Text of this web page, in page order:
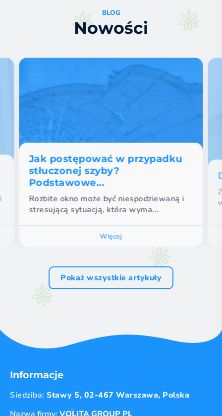
BLOG
Nowości
Jak postępować w przypadku
stłuczonej szyby?
Podstawowe...
Rozbite okno może być niespodziewaną i
stresującą sytuacją, która wyma...
Więcej
Pokaż wszystkie artykuły
Informacje
Siedziba: Stawy 5, 02-467 Warszawa, Polska